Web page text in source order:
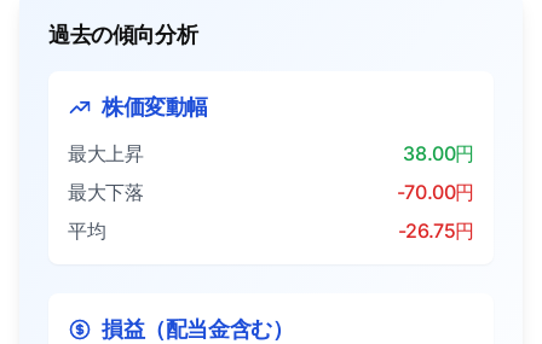
過去の傾向分析
株価変動幅
最大上昇
38.00円
最大下落
-70.00円
平均
-26.75円
損益（配当金含む）